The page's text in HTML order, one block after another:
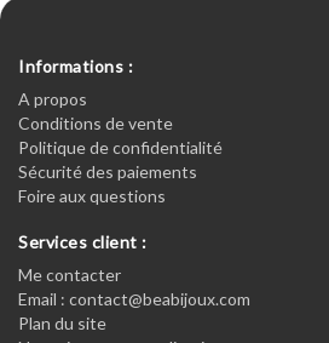
Informations :
A propos
Conditions de vente
Politique de confidentialité
Sécurité des paiements
Foire aux questions
Services client :
Me contacter
Email : contact@beabijoux.com
Plan du site